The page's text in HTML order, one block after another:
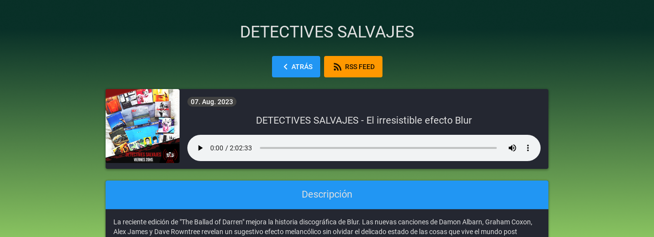
DETECTIVES SALVAJES
chevron_left ATRÁS rss_feed RSS FEED
07. Aug. 2023
DETECTIVES SALVAJES - El irresistible efecto Blur
Descripción
La reciente edición de "The Ballad of Darren" mejora la historia discográfica de Blur. Las nuevas canciones de Damon Albarn, Graham Coxon,
Alex James y Dave Rowntree revelan un sugestivo efecto melancólico sin olvidar el delicado estado de las cosas que vive el mundo post